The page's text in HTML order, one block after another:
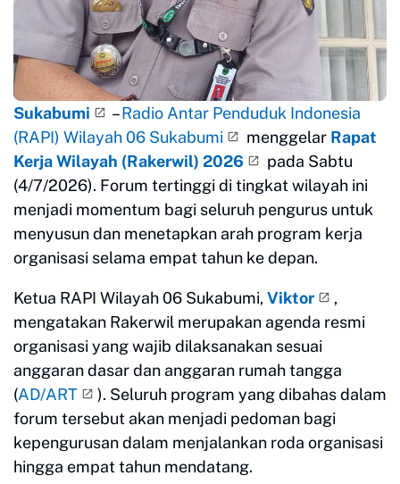
Sukabumi –Radio Antar Penduduk Indonesia
(RAPI) Wilayah 06 Sukabumi
menggelar Rapat
Kerja Wilayah (Rakerwil) 2026
pada Sabtu
(4/7/2026). Forum tertinggi di tingkat wilayah ini
menjadi momentum bagi seluruh pengurus untuk
menyusun dan menetapkan arah program kerja
organisasi selama empat tahun ke depan.
Ketua RAPI Wilayah 06 Sukabumi, Viktor
,
mengatakan Rakerwil merupakan agenda resmi
organisasi yang wajib dilaksanakan sesuai
anggaran dasar dan anggaran rumah tangga
(AD/ART
). Seluruh program yang dibahas dalam
forum tersebut akan menjadi pedoman bagi
kepengurusan dalam menjalankan roda organisasi
hingga empat tahun mendatang.